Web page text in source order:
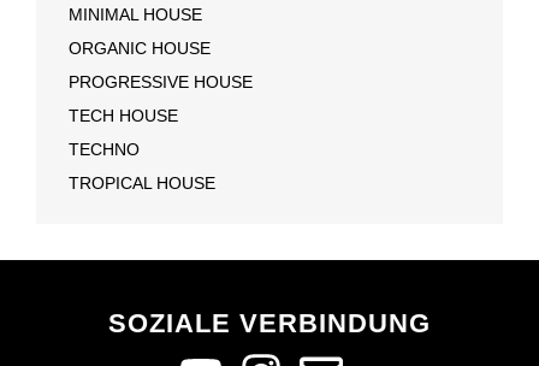
MINIMAL HOUSE
ORGANIC HOUSE
PROGRESSIVE HOUSE
TECH HOUSE
TECHNO
TROPICAL HOUSE
SOZIALE VERBINDUNG